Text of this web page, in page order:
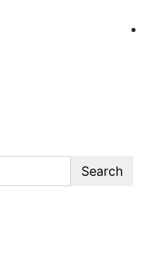
উদ্বুদ্ধ মুখপত্র
Search